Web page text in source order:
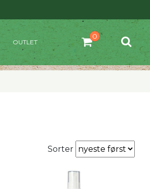
OUTLET
Sorter